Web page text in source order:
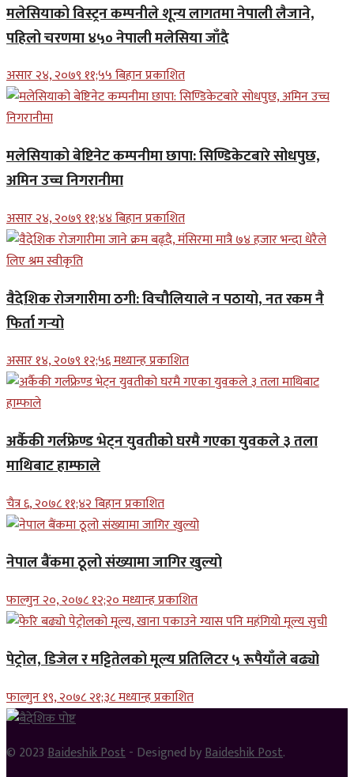
मलेसियाको विस्ट्रन कम्पनीले शून्य लागतमा नेपाली लैजाने,
पहिलो चरणमा ४५० नेपाली मलेसिया जाँदै
असार २४, २०७९ ११;५५ बिहान प्रकाशित
मलेसियाको बेष्टिनेट कम्पनीमा छापा: सिण्डिकेटबारे सोधपुछ,
अमिन उच्च निगरानीमा
असार २४, २०७९ ११;४४ बिहान प्रकाशित
वैदेशिक रोजगारीमा ठगी: विचौलियाले न पठायो, नत रकम नै
फिर्ता गर्‍यो
असार १४, २०७९ १२;५६ मध्यान्ह प्रकाशित
अर्कैकी गर्लफ्रेण्ड भेट्न युवतीको घरमै गएका युवकले ३ तला
माथिबाट हाम्फाले
चैत्र ६, २०७८ ११;४२ बिहान प्रकाशित
नेपाल बैंकमा ठूलो संख्यामा जागिर खुल्यो
फाल्गुन २०, २०७८ १२;२० मध्यान्ह प्रकाशित
पेट्रोल, डिजेल र मट्टितेलको मूल्य प्रतिलिटर ५ रूपैयाँले बढ्यो
फाल्गुन १९, २०७८ २१;३८ मध्यान्ह प्रकाशित
© 2023Baideshik Post- Designed byBaideshik Post.